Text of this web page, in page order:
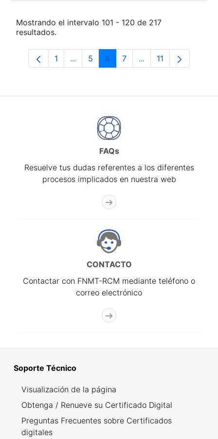
Mostrando el intervalo 101 - 120 de 217
resultados.
Página
1 ...Páginas intermedias Use TAB para
Página
5 Página
6 Página
7 ...Páginas intermedias
Página
11
FAQs
Resuelve tus dudas referentes a los diferentes
procesos implicados en nuestra web
CONTACTO
Contactar con FNMT-RCM mediante teléfono o
correo electrónico
Soporte Técnico
Visualización de la página
Obtenga / Renueve su Certificado Digital
Preguntas Frecuentes sobre Certificados
digitales